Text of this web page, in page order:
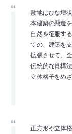
敷地はひな壇
本建築の懸造を
自然を征服す
ての、建築を
拡張させて、
伝統的な貫構
立体格子をめざ
正方形や立体